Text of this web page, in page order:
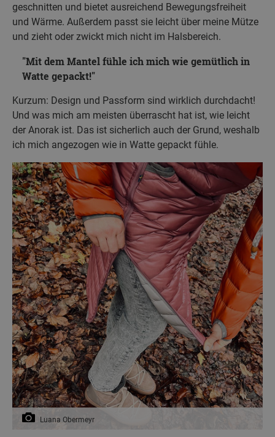
geschnitten und bietet ausreichend Bewegungsfreiheit
und Wärme. Außerdem passt sie leicht über meine Mütze
und zieht oder zwickt mich nicht im Halsbereich.
Mit dem Mantel fühle ich mich wie gemütlich in
Watte gepackt!
Kurzum: Design und Passform sind wirklich durchdacht!
Und was mich am meisten überrascht hat ist, wie leicht
der Anorak ist. Das ist sicherlich auch der Grund, weshalb
ich mich angezogen wie in Watte gepackt fühle.
Luana Obermeyr